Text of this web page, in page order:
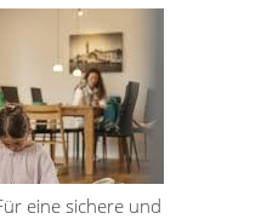
eine sichere und